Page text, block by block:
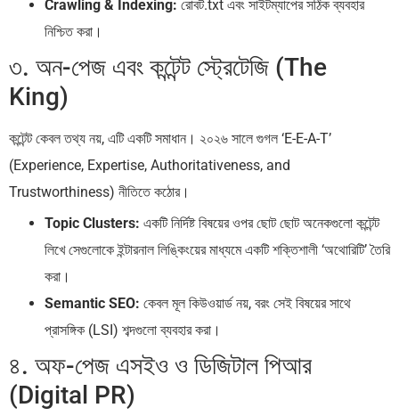
Crawling & Indexing: রোবট.txt এবং সাইটম্যাপের সঠিক ব্যবহার
নিশ্চিত করা।
৩. অন-পেজ এবং কন্টেন্ট স্ট্রেটেজি (The
King)
কন্টেন্ট কেবল তথ্য নয়, এটি একটি সমাধান। ২০২৬ সালে গুগল ‘E-E-A-T’
(Experience, Expertise, Authoritativeness, and
Trustworthiness) নীতিতে কঠোর।
Topic Clusters: একটি নির্দিষ্ট বিষয়ের ওপর ছোট ছোট অনেকগুলো কন্টেন্ট
লিখে সেগুলোকে ইন্টারনাল লিঙ্কিংয়ের মাধ্যমে একটি শক্তিশালী ‘অথোরিটি’ তৈরি
করা।
Semantic SEO: কেবল মূল কিউওয়ার্ড নয়, বরং সেই বিষয়ের সাথে
প্রাসঙ্গিক (LSI) শব্দগুলো ব্যবহার করা।
৪. অফ-পেজ এসইও ও ডিজিটাল পিআর
(Digital PR)